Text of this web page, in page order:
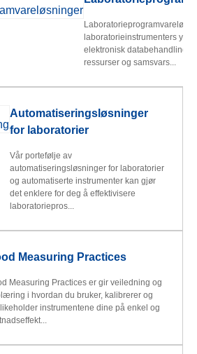
laboratorieinstrumenters
elektronisk databehandling,
ressurser og samsvars...
Automatiseringsløsninger
for laboratorier
Vår portefølje av
automatiseringsløsninger for laboratorier
og automatiserte instrumenter kan gjør
det enklere for deg å effektivisere
laboratoriepros...
Measuring Practices
Measuring Practices er gir veiledning og
i hvordan du bruker, kalibrerer og
instrumentene dine på enkel og